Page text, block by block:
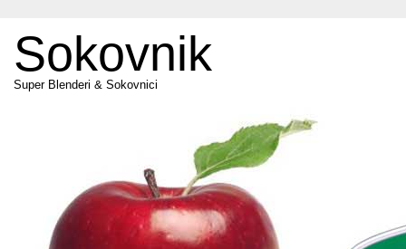
Sokovnik
Super Blenderi & Sokovnici